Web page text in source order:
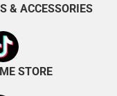
& ACCESSORIES
STORE